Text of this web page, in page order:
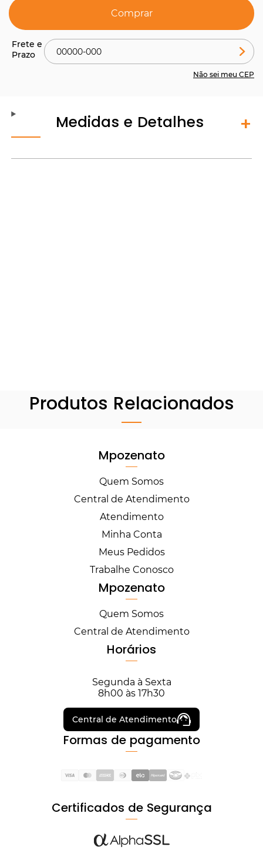
Comprar
Não sei meu CEP
Medidas e Detalhes
Produtos Relacionados
Mpozenato
Quem Somos
Central de Atendimento
Atendimento
Minha Conta
Meus Pedidos
Trabalhe Conosco
Mpozenato
Quem Somos
Central de Atendimento
Horários
Segunda à Sexta
8h00 às 17h30
Central de Atendimento
Formas de pagamento
Certificados de Segurança